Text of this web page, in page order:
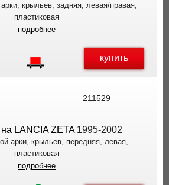
крыльев, задняя, левая/правая,
пластиковая
подробнее
купить
211529
LANCIA ZETA1995-2002
арки, крыльев, передняя, левая,
пластиковая
подробнее